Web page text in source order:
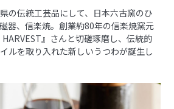
の伝統工芸品にして、日本六古窯のひ
器、信楽焼。創業約80年の信楽焼窯元
HARVEST』さんと切磋琢磨し、伝統的
ルを取り入れた新しいうつわが誕生し